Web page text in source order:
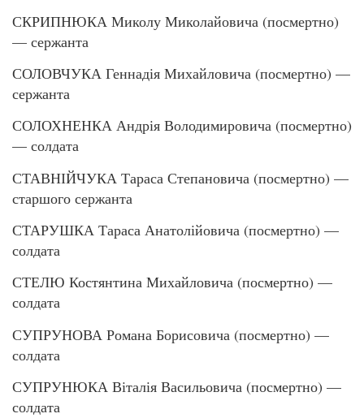
СКРИПНЮКА Миколу Миколайовича (посмертно)
— сержанта
СОЛОВЧУКА Геннадія Михайловича (посмертно) —
сержанта
СОЛОХНЕНКА Андрія Володимировича (посмертно)
— солдата
СТАВНІЙЧУКА Тараса Степановича (посмертно) —
старшого сержанта
СТАРУШКА Тараса Анатолійовича (посмертно) —
солдата
СТЕЛЮ Костянтина Михайловича (посмертно) —
солдата
СУПРУНОВА Романа Борисовича (посмертно) —
солдата
СУПРУНЮКА Віталія Васильовича (посмертно) —
солдата